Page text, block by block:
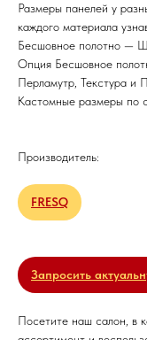
Размеры панелей у
каждого материала
Бесшовное полотно —
Опция Бесшовное
Перламутр, Текстура и
Кастомные размеры по
Производитель:
FRESQ
Запросить
Посетите наш салон, в